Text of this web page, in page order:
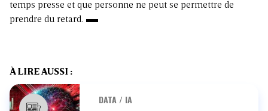
temps presse et que personne ne peut se permettre de
prendre du retard.
À LIRE AUSSI :
DATA / IA